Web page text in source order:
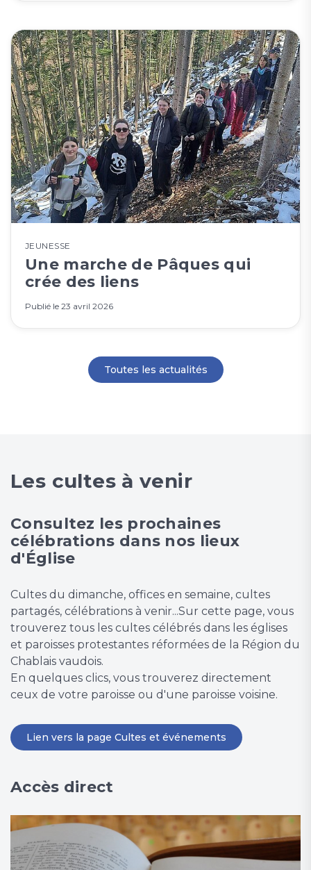
JEUNESSE
Une marche de Pâques qui
crée des liens
Publié le 23 avril 2026
Toutes les actualités
Les cultes à venir
Consultez les prochaines
célébrations dans nos lieux
d'Église
Cultes du dimanche, offices en semaine, cultes
partagés, célébrations à venir...Sur cette page, vous
trouverez tous les cultes célébrés dans les églises
et paroisses protestantes réformées de la Région du
Chablais vaudois.
En quelques clics, vous trouverez directement
ceux de votre paroisse ou d'une paroisse voisine.
Lien vers la page Cultes et événements
Accès direct